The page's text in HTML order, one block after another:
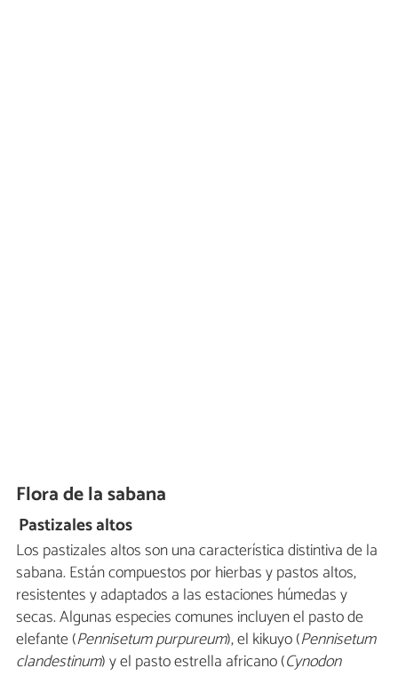
Flora de la sabana
Pastizales altos
Los pastizales altos son una característica distintiva de la
sabana. Están compuestos por hierbas y pastos altos,
resistentes y adaptados a las estaciones húmedas y
secas. Algunas especies comunes incluyen el pasto de
elefante (Pennisetum purpureum), el kikuyo (Pennisetum
clandestinum) y el pasto estrella africano (Cynodon